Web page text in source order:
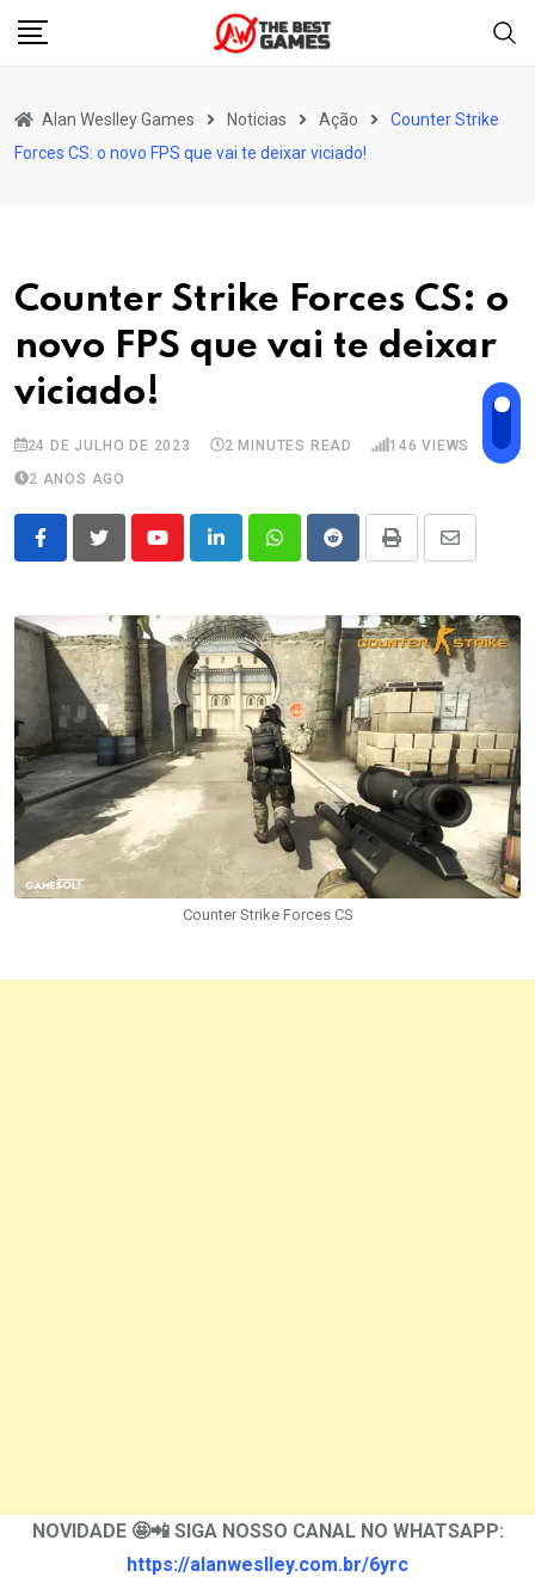
Skip
Alan Weslley Games Noticias Ação
Counter Strike
Forces CS: o novo FPS que vai te deixar viciado!
Counter Strike Forces CS: o
novo FPS que vai te deixar
viciado!
24 DE JULHO DE 2023 2 MINUTES READ 146 VIEWS
2 ANOS AGO
YoutubeLinkedInWhatsappRedditPrint
Share
Email
Counter Strike Forces CS
NOVIDADE 🤩📲 SIGA NOSSO CANAL NO WHATSAPP:
https://alanweslley.com.br/6yrc